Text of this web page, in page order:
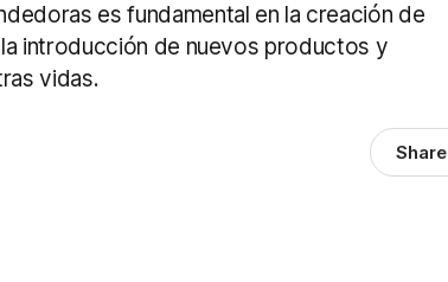
es fundamental en la creación de
introducción de nuevos productos y
vidas.
Share